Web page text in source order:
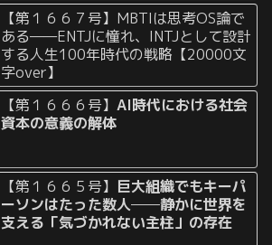
【第１６６７号】MBTIは思考OS論で
ある——ENTJに憧れ、INTJとして設計
する人生100年時代の戦略【20000文
字over】
【第１６６６号】AI時代における社会
資本の意義の解体
【第１６６５号】 巨大組織でもキーパ
ーソンはたった数人──静かに世界を
支える「気づかれない主柱」の存在